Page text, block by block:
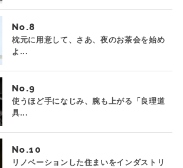
No.
枕元に用意して、さあ、夜のお茶会を始め
よ...
No.
使うほど手になじみ、腕も上がる「良理道
具...
No.
リノベーションした住まいをインダストリ